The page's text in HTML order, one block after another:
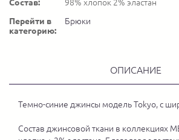
Состав:
98% хлопок 2% эластан
Перейти в
категорию:
Брюки
ОПИСАНИЕ
Темно-синие джинсы модель Tokyo, с
Состав джинсовой ткани в коллекциях